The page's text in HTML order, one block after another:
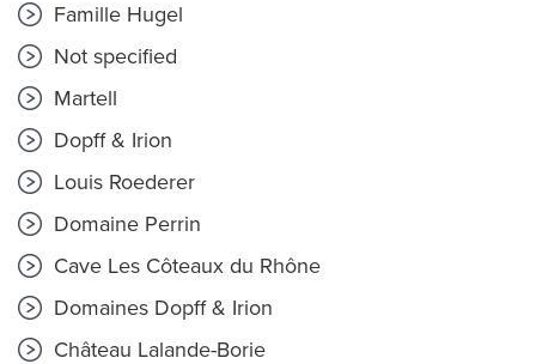
Famille Hugel
Not specified
Martell
Dopff & Irion
Louis Roederer
Domaine Perrin
Cave Les Côteaux du Rhône
Domaines Dopff & Irion
Château Lalande-Borie